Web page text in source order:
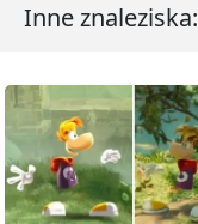
Inne znaleziska: